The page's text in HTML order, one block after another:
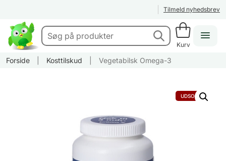
Tilmeld nyhedsbrev
Kurv
Forside Kosttilskud Vegetabilsk Omega-3
UDSOLGT